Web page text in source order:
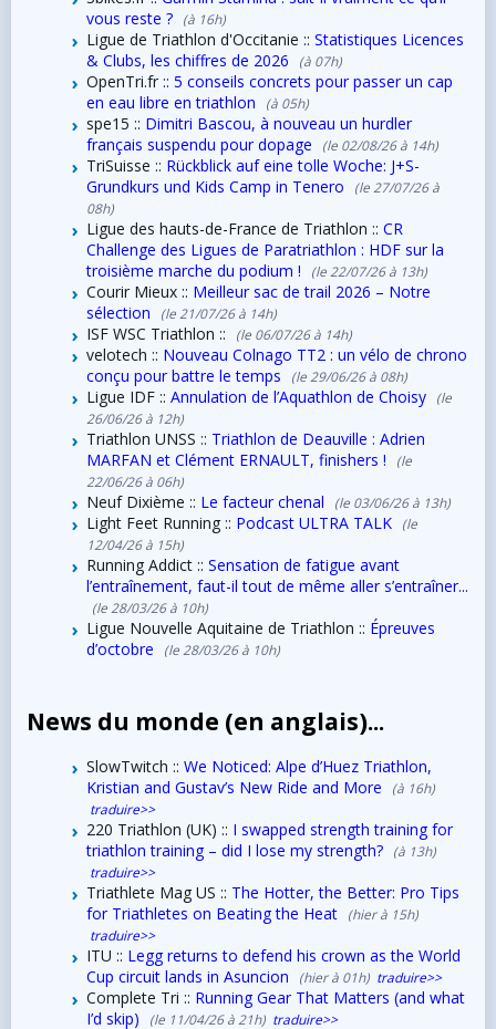
vous reste ?
(à 16h)
Ligue de Triathlon d'Occitanie :: Statistiques Licences
& Clubs, les chiffres de 2026
(à 07h)
OpenTri.fr :: 5 conseils concrets pour passer un cap
en eau libre en triathlon
(à 05h)
spe15 :: Dimitri Bascou, à nouveau un hurdler
français suspendu pour dopage
(le 02/08/26 à 14h)
TriSuisse :: Rückblick auf eine tolle Woche: J+S-
Grundkurs und Kids Camp in Tenero
(le 27/07/26 à
08h)
Ligue des hauts-de-France de Triathlon :: CR
Challenge des Ligues de Paratriathlon : HDF sur la
troisième marche du podium !
(le 22/07/26 à 13h)
Courir Mieux :: Meilleur sac de trail 2026 – Notre
sélection
(le 21/07/26 à 14h)
ISF WSC Triathlon :: (le 06/07/26 à 14h)
velotech :: Nouveau Colnago TT2 : un vélo de chrono
conçu pour battre le temps
(le 29/06/26 à 08h)
Ligue IDF :: Annulation de l’Aquathlon de Choisy
(le
26/06/26 à 12h)
Triathlon UNSS :: Triathlon de Deauville : Adrien
MARFAN et Clément ERNAULT, finishers !
(le
22/06/26 à 06h)
Neuf Dixième :: Le facteur chenal (le 03/06/26 à 13h)
Light Feet Running :: Podcast ULTRA TALK
(le
12/04/26 à 15h)
Running Addict :: Sensation de fatigue avant
l’entraînement, faut-il tout de même aller s’entraîner...
(le 28/03/26 à 10h)
Ligue Nouvelle Aquitaine de Triathlon :: Épreuves
d’octobre
(le 28/03/26 à 10h)
News du monde (en anglais)...
SlowTwitch :: We Noticed: Alpe d’Huez Triathlon,
Kristian and Gustav’s New Ride and More
(à 16h)
traduire>>
220 Triathlon (UK) :: I swapped strength training for
triathlon training – did I lose my strength?
(à 13h)
traduire>>
Triathlete Mag US :: The Hotter, the Better: Pro Tips
for Triathletes on Beating the Heat
(hier à 15h)
traduire>>
ITU :: Legg returns to defend his crown as the World
Cup circuit lands in Asuncion
(hier à 01h) traduire>>
Complete Tri :: Running Gear That Matters (and what
I’d skip)
(le 11/04/26 à 21h) traduire>>